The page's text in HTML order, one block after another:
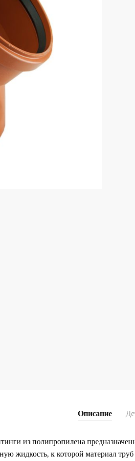
Описание
из полипропилена
жидкость, к которой материал